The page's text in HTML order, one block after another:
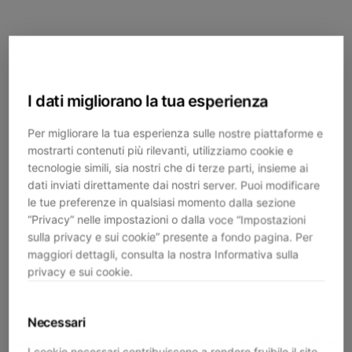
I dati migliorano la tua esperienza
Per migliorare la tua esperienza sulle nostre piattaforme e
mostrarti contenuti più rilevanti, utilizziamo cookie e
tecnologie simili, sia nostri che di terze parti, insieme ai
dati inviati direttamente dai nostri server. Puoi modificare
le tue preferenze in qualsiasi momento dalla sezione
“Privacy” nelle impostazioni o dalla voce “Impostazioni
sulla privacy e sui cookie” presente a fondo pagina. Per
maggiori dettagli, consulta la nostra Informativa sulla
privacy e sui cookie.
Necessari